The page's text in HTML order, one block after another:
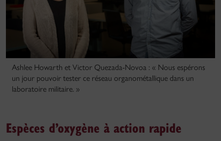
Ashlee Howarth et Victor Quezada-Novoa : « Nous espérons
un jour pouvoir tester ce réseau organométallique dans un
laboratoire militaire. »
Espèces d’oxygène à action rapide